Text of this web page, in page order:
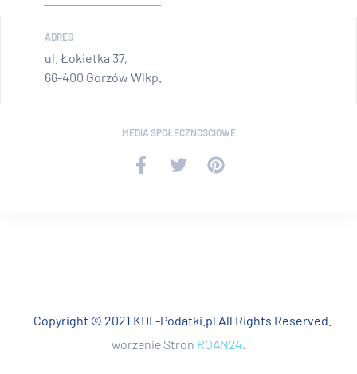
ADRES
ul. Łokietka 37,
66-400 Gorzów Wlkp.
MEDIA SPOŁECZNOŚCIOWE
Copyright © 2021 KDF-Podatki.pl All Rights Reserved.
Tworzenie Stron ROAN24